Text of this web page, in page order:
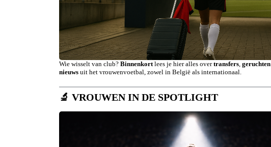
Wie wisselt van club? Binnenkortlees je hier alles overtransfers, geruchten
nieuws uit het vrouwenvoetbal, zowel in België als internationaal.
🔬 VROUWEN IN DE SPOTLIGHT